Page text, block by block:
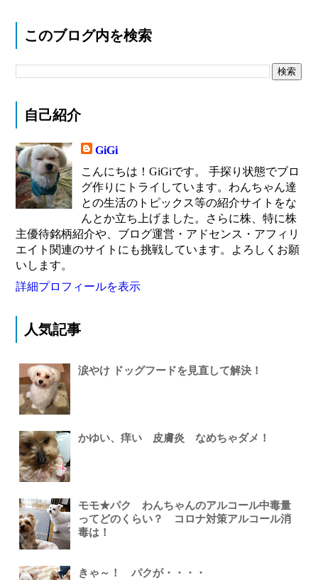
このブログ内を検索
自己紹介
GiGi
こんにちは！GiGiです。 手探り状態でブロ
グ作りにトライしています。わんちゃん達
との生活のトピックス等の紹介サイトをな
んとか立ち上げました。さらに株、特に株
主優待銘柄紹介や、ブログ運営・アドセンス・アフィリ
エイト関連のサイトにも挑戦しています。よろしくお願
いします。
詳細プロフィールを表示
人気記事
涙やけ ドッグフードを見直して解決！
かゆい、痒い 皮膚炎 なめちゃダメ！
モモ★パク わんちゃんのアルコール中毒量
ってどのくらい？ コロナ対策アルコール消
毒は！
きゃ～！ パクが・・・・